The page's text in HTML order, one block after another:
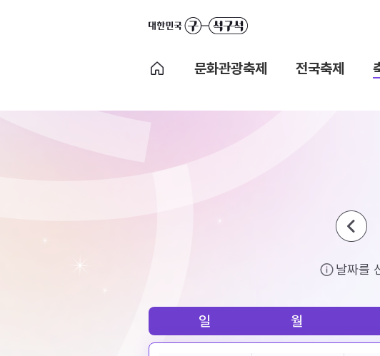
문화관광축제 전국축제
날짜를
일 월